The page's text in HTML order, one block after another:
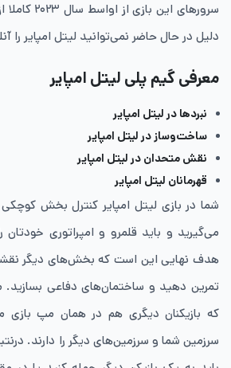
سرورهای این
دلیل در حال حاضر نمی‌توانید لیتل امپایر را
معرفی گیم پلی لیتل امپایر
نبردها در لیتل امپایر
ساخت‌وساز در لیتل امپایر
نقش متحدان در لیتل امپایر
قهرمانان لیتل امپایر
شما در بازی لیتل امپایر کنترل بخش کوچکی
می‌گیرید و باید قلمرو و امپراتوری
هدف نهایی این است که بخش‌های دیگر نقشه
تمرین دهید و ساختمان‌های دفاعی
که بازیکنان دیگری هم در همان مپ
سرزمین شما و سرزمین‌های دیگر را دارند.